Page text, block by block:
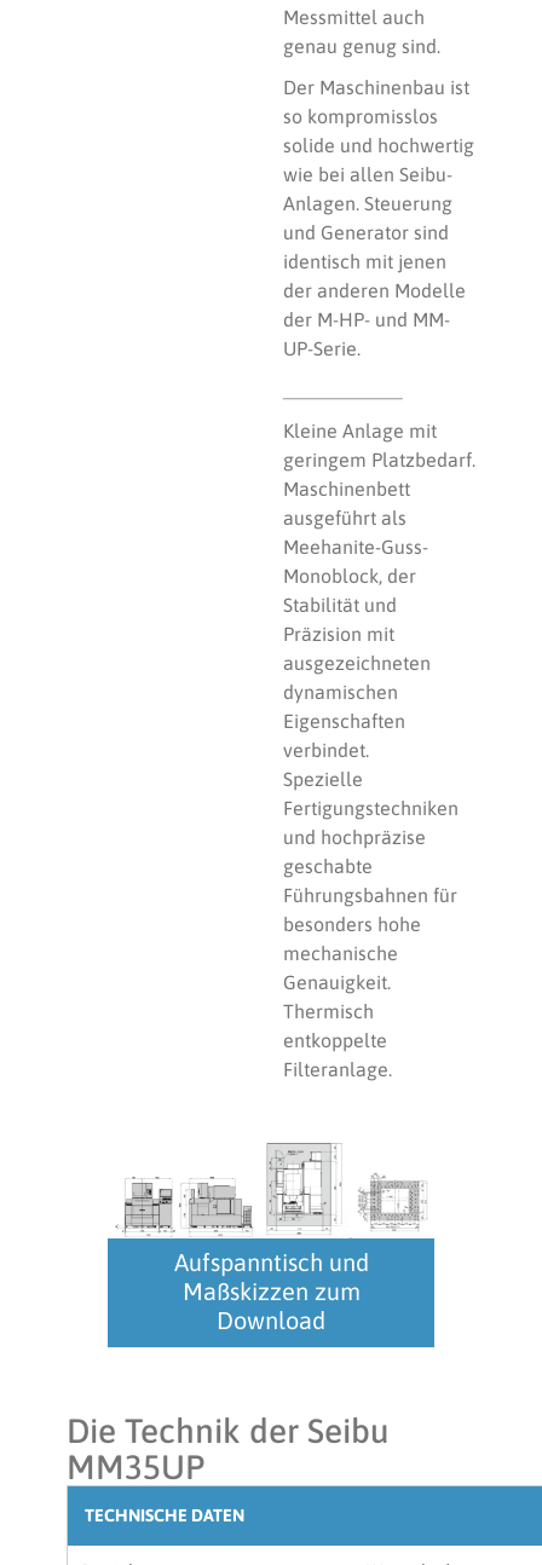
Messmittel auch
genau genug sind.
Der Maschinenbau ist
so kompromisslos
solide und hochwertig
wie bei allen Seibu-
Anlagen. Steuerung
und Generator sind
identisch mit jenen
der anderen Modelle
der M-HP- und MM-
UP-Serie.
Kleine Anlage mit
geringem Platzbedarf.
Maschinenbett
ausgeführt als
Meehanite-Guss-
Monoblock, der
Stabilität und
Präzision mit
ausgezeichneten
dynamischen
Eigenschaften
verbindet.
Spezielle
Fertigungstechniken
und hochpräzise
geschabte
Führungsbahnen für
besonders hohe
mechanische
Genauigkeit.
Thermisch
entkoppelte
Filteranlage.
Aufspanntisch und
Maßskizzen zum
Download
Die Technik der Seibu
MM35UP
TECHNISCHE DATEN